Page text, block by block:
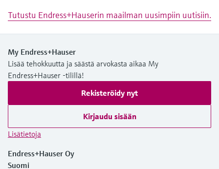
Tutustu Endress+Hauserin maailman uusimpiin uutisiin.
My Endress+Hauser
Lisää tehokkuutta ja säästä arvokasta aikaa My
Endress+Hauser -tilillä!
Rekisteröidy nyt
Kirjaudu sisään
Lisätietoja
Endress+Hauser Oy
Suomi